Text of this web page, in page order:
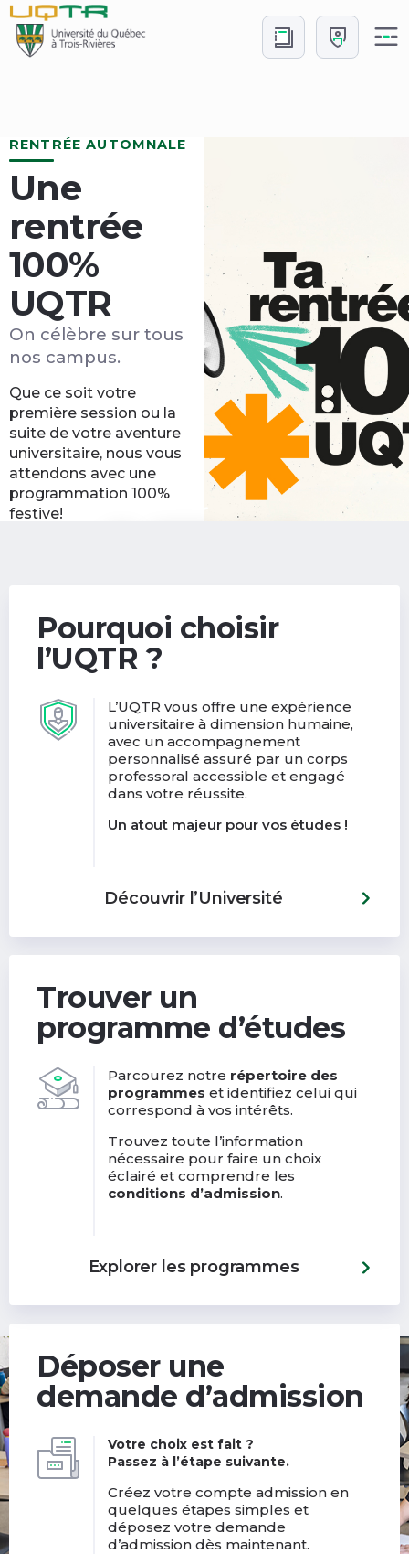
Aller
au
contenu
Aller
Connexion
Accueil
RENTRÉE AUTOMNALE
Une
rentrée
100%
UQTR
On célèbre sur tous
nos campus.
Que ce soit votre
première session ou la
suite de votre aventure
universitaire, nous vous
attendons avec une
programmation 100%
festive!
Pourquoi choisir
l’UQTR ?
L’UQTR vous offre une expérience
universitaire à dimension humaine,
avec un accompagnement
personnalisé assuré par un corps
professoral accessible et engagé
dans votre réussite.
Un atout majeur pour vos études !
Découvrir l’Université
Trouver un
programme d’études
Parcourez notre répertoire des
programmes et identifiez celui qui
correspond à vos intérêts.
Trouvez toute l’information
nécessaire pour faire un choix
éclairé et comprendre les
conditions d’admission.
Explorer les programmes
Déposer une
demande d’admission
Votre choix est fait ?
Passez à l’étape suivante.
Créez votre compte admission en
quelques étapes simples et
déposez votre demande
d’admission dès maintenant.